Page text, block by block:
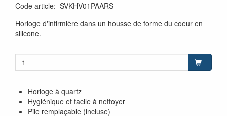
Code article: SVKHV01PAARS
Horloge d'infirmière dans un housse de forme du coeur en
silicone.
Horloge à quartz
Hygiénique et facile à nettoyer
Pile remplaçable (incluse)